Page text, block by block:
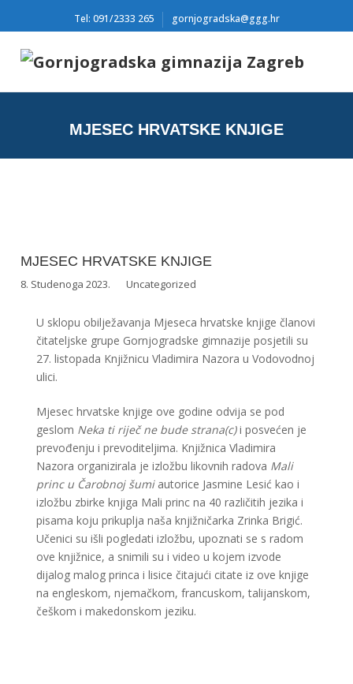
Tel: 091/2333 265 gornjogradska@ggg.hr
MJESEC HRVATSKE KNJIGE
MJESEC HRVATSKE KNJIGE
8. Studenoga 2023. Uncategorized
U sklopu obilježavanja Mjeseca hrvatske knjige članovi
čitateljske grupe Gornjogradske gimnazije posjetili su
27. listopada Knjižnicu Vladimira Nazora u Vodovodnoj
ulici.
Mjesec hrvatske knjige ove godine odvija se pod
geslom Neka ti riječ ne bude strana(c)i posvećen je
prevođenju i prevoditeljima. Knjižnica Vladimira
Nazora organizirala je izložbu likovnih radova Mali
princ u Čarobnoj šumiautorice Jasmine Lesić kao i
izložbu zbirke knjiga Mali princ na 40 različitih jezika i
pisama koju prikuplja naša knjižničarka Zrinka Brigić.
Učenici su išli pogledati izložbu, upoznati se s radom
ove knjižnice, a snimili su i video u kojem izvode
dijalog malog princa i lisice čitajući citate iz ove knjige
na engleskom, njemačkom, francuskom, talijanskom,
češkom i makedonskom jeziku.